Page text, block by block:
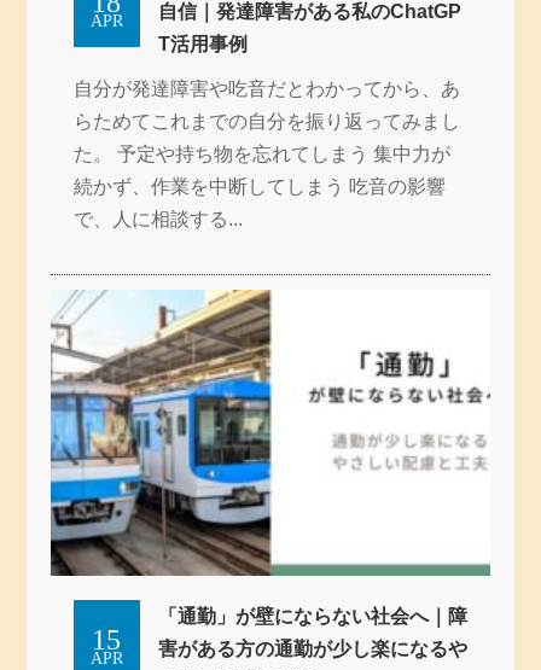
APR
自信｜発達障害がある私のChatGP
T活用事例
自分が発達障害や吃音だとわかってから、あ
らためてこれまでの自分を振り返ってみまし
た。 予定や持ち物を忘れてしまう 集中力が
続かず、作業を中断してしまう 吃音の影響
で、人に相談する...
APR
15
「通勤」が壁にならない社会へ｜障
害がある方の通勤が少し楽になるや